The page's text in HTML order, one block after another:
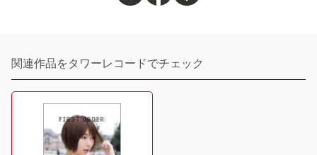
関連作品をタワーレコードでチェック